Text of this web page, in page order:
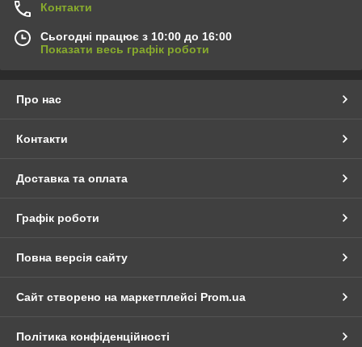
Контакти
Сьогодні працює з 10:00 до 16:00
Показати весь графік роботи
Про нас
Контакти
Доставка та оплата
Графік роботи
Повна версія сайту
Сайт створено на маркетплейсі Prom.ua
Політика конфіденційності